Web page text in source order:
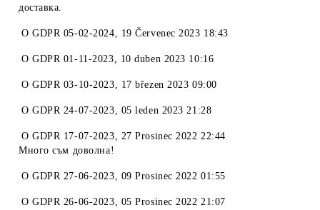
доставка.
OGDPR 05-02-2024, 19 Červenec 2023 18:43
OGDPR 01-11-2023, 10 duben 2023 10:16
OGDPR 03-10-2023, 17 březen 2023 09:00
OGDPR 24-07-2023, 05 leden 2023 21:28
OGDPR 17-07-2023, 27 Prosinec 2022 22:44
Много съм доволна!
OGDPR 27-06-2023, 09 Prosinec 2022 01:55
OGDPR 26-06-2023, 05 Prosinec 2022 21:07